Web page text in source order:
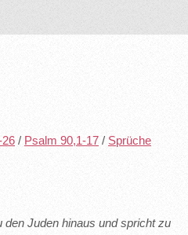
26 / Psalm 90,1-17 / Sprüche
den Juden hinaus und spricht zu